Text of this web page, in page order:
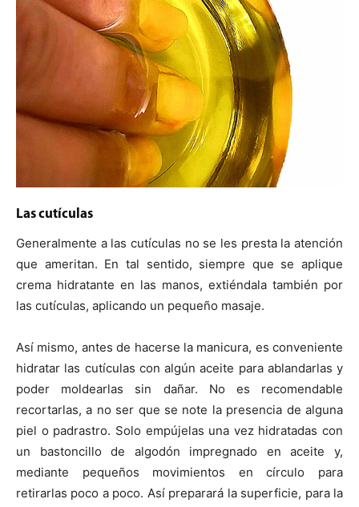
Las cutículas
Generalmente a las cutículas no se les presta la atención
que ameritan. En tal sentido, siempre que se aplique
crema hidratante en las manos, extiéndala también por
las cutículas, aplicando un pequeño masaje.
Así mismo, antes de hacerse la manicura, es conveniente
hidratar las cutículas con algún aceite para ablandarlas y
poder moldearlas sin dañar. No es recomendable
recortarlas, a no ser que se note la presencia de alguna
piel o padrastro. Solo empújelas una vez hidratadas con
un bastoncillo de algodón impregnado en aceite y,
mediante pequeños movimientos en círculo para
retirarlas poco a poco. Así preparará la superficie, para la